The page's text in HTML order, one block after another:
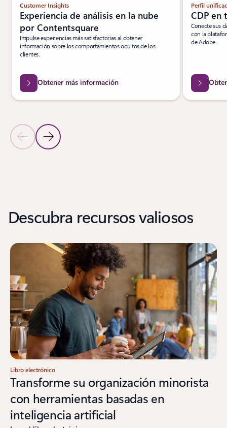
Diapositiva anterior
Siguiente diapositiva
Customer Insights
Experiencia de análisis en la nube
por Contentsquare
Impulse experiencias más satisfactorias al obtener
información sobre los comportamientos ocultos de los
clientes.
Obtener más información
Perfil
CDP en
Conecte sus
con la
de Adobe.
Descubra recursos valiosos
Libro electrónico
Transforme su organización minorista
con herramientas basadas en
inteligencia artificial